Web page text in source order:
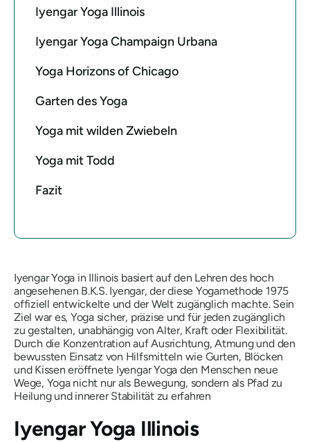
Iyengar Yoga Illinois
Iyengar Yoga Champaign Urbana
Yoga Horizons of Chicago
Garten des Yoga
Yoga mit wilden Zwiebeln
Yoga mit Todd
Fazit
Iyengar Yoga in Illinois basiert auf den Lehren des hoch
angesehenen B.K.S. Iyengar, der diese Yogamethode 1975
offiziell entwickelte und der Welt zugänglich machte. Sein
Ziel war es, Yoga sicher, präzise und für jeden zugänglich
zu gestalten, unabhängig von Alter, Kraft oder Flexibilität.
Durch die Konzentration auf Ausrichtung, Atmung und den
bewussten Einsatz von Hilfsmitteln wie Gurten, Blöcken
und Kissen eröffnete Iyengar Yoga den Menschen neue
Wege, Yoga nicht nur als Bewegung, sondern als Pfad zu
Heilung und innerer Stabilität zu erfahren
Iyengar Yoga Illinois